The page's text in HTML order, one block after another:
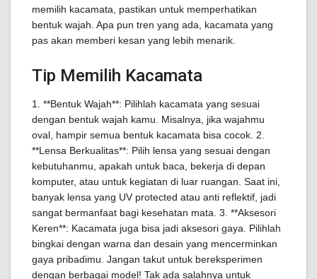
memilih kacamata, pastikan untuk memperhatikan
bentuk wajah. Apa pun tren yang ada, kacamata yang
pas akan memberi kesan yang lebih menarik.
Tip Memilih Kacamata
1. **Bentuk Wajah**: Pilihlah kacamata yang sesuai
dengan bentuk wajah kamu. Misalnya, jika wajahmu
oval, hampir semua bentuk kacamata bisa cocok. 2.
**Lensa Berkualitas**: Pilih lensa yang sesuai dengan
kebutuhanmu, apakah untuk baca, bekerja di depan
komputer, atau untuk kegiatan di luar ruangan. Saat ini,
banyak lensa yang UV protected atau anti reflektif, jadi
sangat bermanfaat bagi kesehatan mata. 3. **Aksesori
Keren**: Kacamata juga bisa jadi aksesori gaya. Pilihlah
bingkai dengan warna dan desain yang mencerminkan
gaya pribadimu. Jangan takut untuk bereksperimen
dengan berbagai model! Tak ada salahnya untuk